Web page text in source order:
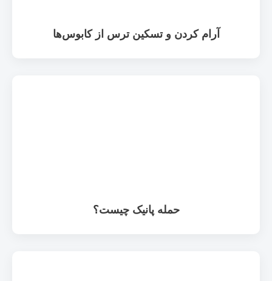
آرام کردن و تسکین ترس از کابوس‌ها
حمله پانیک چیست؟